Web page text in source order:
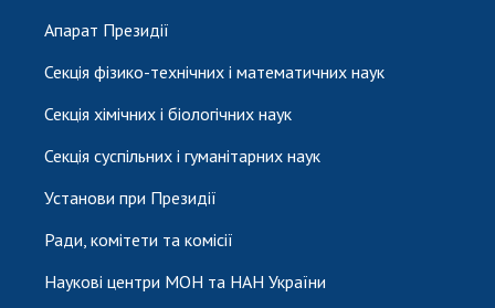
Апарат Президії
Секція фізико-технічних і математичних наук
Секція хімічних і біологічних наук
Секція суспільних і гуманітарних наук
Установи при Президії
Ради, комітети та комісії
Наукові центри МОН та НАН України